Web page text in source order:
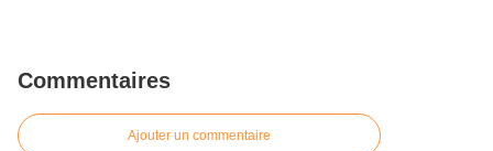
Commentaires
Ajouter un commentaire